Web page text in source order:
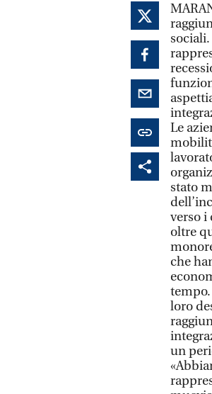
Le
stato
verso i
oltre
che
loro
un